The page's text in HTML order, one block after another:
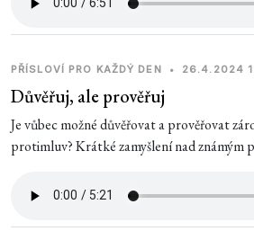
PŘÍSLOVÍ PRO KAŽDÝ DEN • 26.4.2024
Důvěřuj, ale prověřuj
Je vůbec možné důvěřovat a prověřovat
protimluv? Krátké zamyšlení nad známým